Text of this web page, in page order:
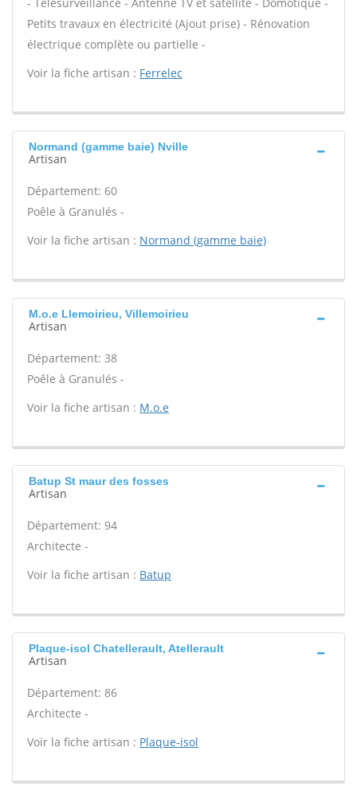
Petits travaux en électricité (Ajout prise) - Rénovation
électrique complète ou partielle -
Voir la fiche artisan : Ferrelec
Normand (gamme baie) Nville
Artisan
Département: 60
Poêle à Granulés -
Voir la fiche artisan : Normand (gamme baie)
M.o.e Llemoirieu, Villemoirieu
Artisan
Département: 38
Poêle à Granulés -
Voir la fiche artisan : M.o.e
Batup St maur des fosses
Artisan
Département: 94
Architecte -
Voir la fiche artisan : Batup
Plaque-isol Chatellerault, Atellerault
Artisan
Département: 86
Architecte -
Voir la fiche artisan : Plaque-isol